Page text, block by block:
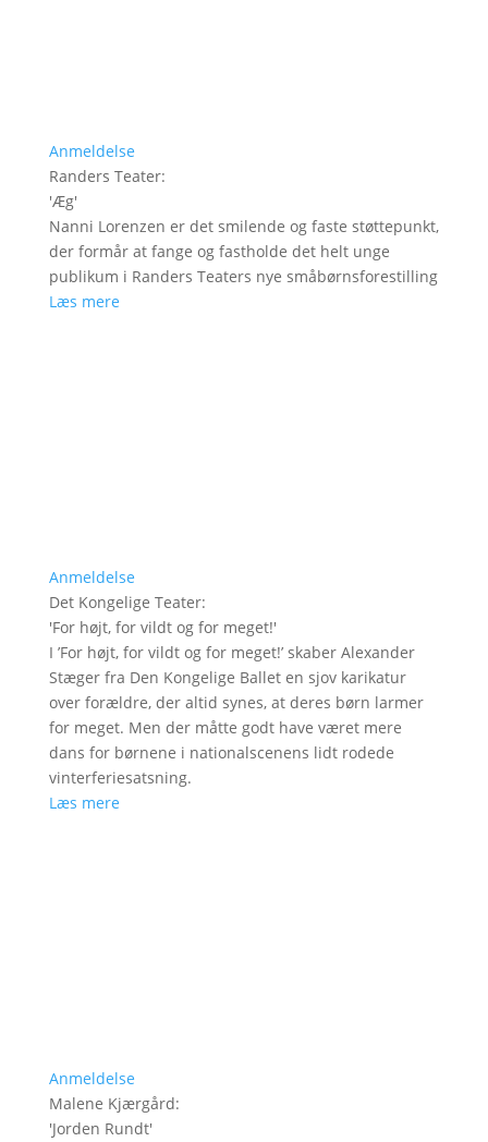
Anmeldelse
Randers Teater:
'Æg'
Nanni Lorenzen er det smilende og faste støttepunkt,
der formår at fange og fastholde det helt unge
publikum i Randers Teaters nye småbørnsforestilling
Læs mere
Anmeldelse
Det Kongelige Teater:
'For højt, for vildt og for meget!'
I ’For højt, for vildt og for meget!’ skaber Alexander
Stæger fra Den Kongelige Ballet en sjov karikatur
over forældre, der altid synes, at deres børn larmer
for meget. Men der måtte godt have været mere
dans for børnene i nationalscenens lidt rodede
vinterferiesatsning.
Læs mere
Anmeldelse
Malene Kjærgård:
'Jorden Rundt'